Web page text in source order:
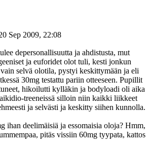
Sep 2009, 22:08
depersonallisuutta ja ahdistusta, mut
ja euforidet olot tuli, kesti jonkun
selvä olotila, pystyi keskittymään ja eli
30mg testattu pariin otteeseen. Pupillit
hikoilutti kylläkin ja bodyloadi oli aika
treeneissä silloin niin kaikki liikkeet
ja selvästi ja keskitty siihen kunnolla.
ihan deelimäisiä ja essomaisia oloja? Hmm,
pitäs vissiin 60mg tyypata, kattos